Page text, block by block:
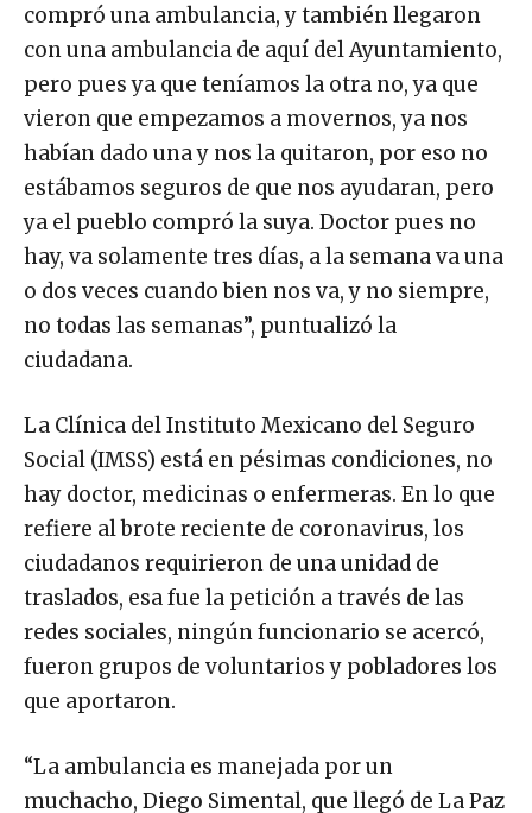
compró una ambulancia, y también llegaron
con una ambulancia de aquí del Ayuntamiento,
pero pues ya que teníamos la otra no, ya que
vieron que empezamos a movernos, ya nos
habían dado una y nos la quitaron, por eso no
estábamos seguros de que nos ayudaran, pero
ya el pueblo compró la suya. Doctor pues no
hay, va solamente tres días, a la semana va una
o dos veces cuando bien nos va, y no siempre,
no todas las semanas”, puntualizó la
ciudadana.
La Clínica del Instituto Mexicano del Seguro
Social (IMSS) está en pésimas condiciones, no
hay doctor, medicinas o enfermeras. En lo que
refiere al brote reciente de coronavirus, los
ciudadanos requirieron de una unidad de
traslados, esa fue la petición a través de las
redes sociales, ningún funcionario se acercó,
fueron grupos de voluntarios y pobladores los
que aportaron.
“La ambulancia es manejada por un
muchacho, Diego Simental, que llegó de La Paz